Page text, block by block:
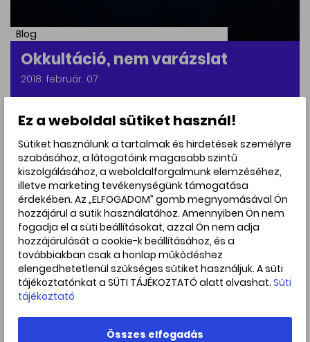
Blog
Okkultáció, nem varázslat
2018. február. 07
Blog
Téli csillagles a Normafán
Ez a weboldal sütiket használ!
Sütiket használunk a tartalmak és hirdetések személyre
szabásához, a látogatóink magasabb szintű
kiszolgálásához, a weboldalforgalmunk elemzéséhez,
illetve marketing tevékenységünk támogatása
érdekében. Az „ELFOGADOM” gomb megnyomásával Ön
hozzájárul a sütik használatához. Amennyiben Ön nem
fogadja el a süti beállításokat, azzal Ön nem adja
hozzájárulását a cookie-k beállításához, és a
továbbiakban csak a honlap működéshez
elengedhetetlenül szükséges sütiket használjuk. A süti
tájékoztatónkat a SÜTI TÁJÉKOZTATÓ alatt olvashat. Süti
tájékoztató
Összes elfogadás